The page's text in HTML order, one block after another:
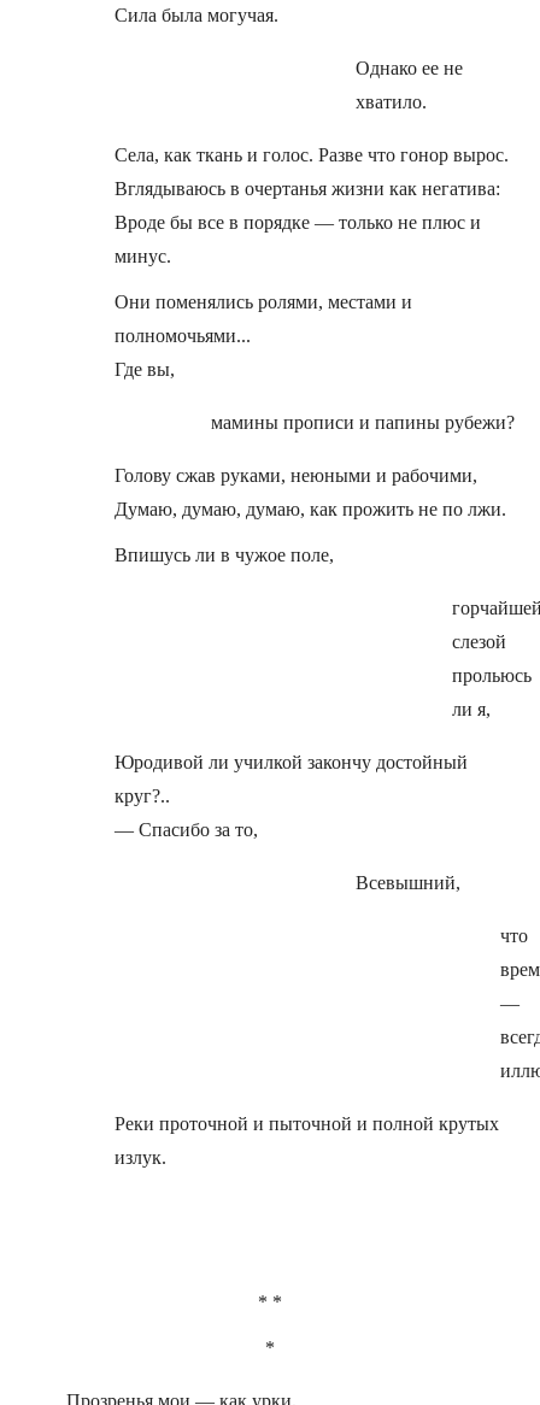
Сила была могучая.
Однако ее не
хватило.
Села, как ткань и голос. Разве что гонор вырос.
Вглядываюсь в очертанья жизни как негатива:
Вроде бы все в порядке — только не плюс и
минус.
Они поменялись ролями, местами и
полномочьями...
Где вы,
мамины прописи и папины рубежи?
Голову сжав руками, неюными и рабочими,
Думаю, думаю, думаю, как прожить не по лжи.
Впишусь ли в чужое поле,
слезой
прольюсь
ли я,
Юродивой ли училкой закончу достойный
круг?..
— Спасибо за то,
Всевышний,
что
—
Реки проточной и пыточной и полной крутых
излук.
* *
*
Прозренья мои — как урки,